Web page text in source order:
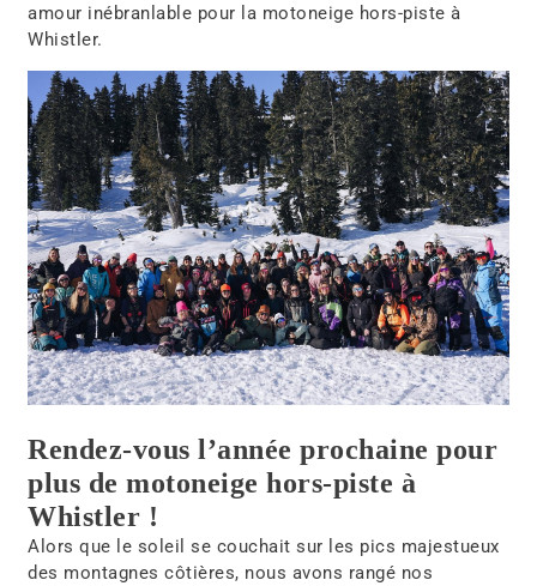
amour inébranlable pour la motoneige hors-piste à
Whistler.
Rendez-vous l’année prochaine pour
plus de motoneige hors-piste à
Whistler !
Alors que le soleil se couchait sur les pics majestueux
des montagnes côtières, nous avons rangé nos